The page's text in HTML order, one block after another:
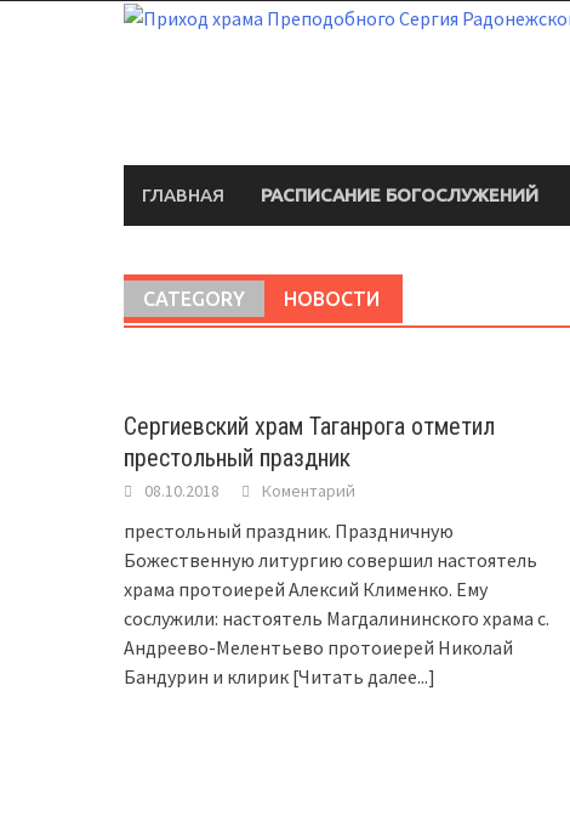
ГЛАВНАЯ РАСПИСАНИЕ БОГОСЛУЖЕНИЙ
CATEGORY НОВОСТИ
Сергиевский храм Таганрога отметил
престольный праздник
08.10.2018 Коментарий
престольный праздник. Праздничную
Божественную литургию совершил настоятель
храма протоиерей Алексий Клименко. Ему
сослужили: настоятель Магдалининского храма с.
Андреево-Мелентьево протоиерей Николай
Бандурин и клирик [Читать далее...]